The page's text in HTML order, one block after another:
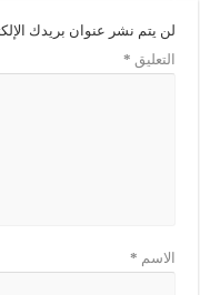
لن يتم نشر عنوان بريدك
التعليق *
الاسم *